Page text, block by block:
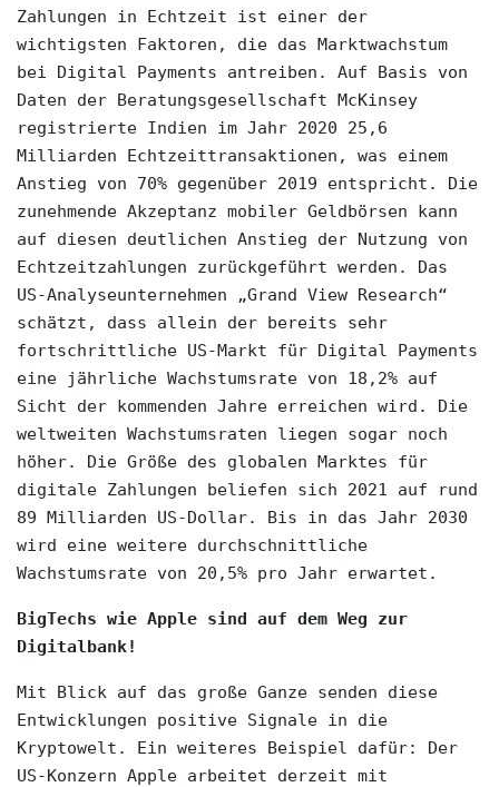
Zahlungen in Echtzeit ist einer der
wichtigsten Faktoren, die das Marktwachstum
bei Digital Payments antreiben. Auf Basis von
Daten der Beratungsgesellschaft McKinsey
registrierte Indien im Jahr 2020 25,6
Milliarden Echtzeittransaktionen, was einem
Anstieg von 70% gegenüber 2019 entspricht. Die
zunehmende Akzeptanz mobiler Geldbörsen kann
auf diesen deutlichen Anstieg der Nutzung von
Echtzeitzahlungen zurückgeführt werden. Das
US-Analyseunternehmen „Grand View Research“
schätzt, dass allein der bereits sehr
fortschrittliche US-Markt für Digital Payments
eine jährliche Wachstumsrate von 18,2% auf
Sicht der kommenden Jahre erreichen wird. Die
weltweiten Wachstumsraten liegen sogar noch
höher. Die Größe des globalen Marktes für
digitale Zahlungen beliefen sich 2021 auf rund
89 Milliarden US-Dollar. Bis in das Jahr 2030
wird eine weitere durchschnittliche
Wachstumsrate von 20,5% pro Jahr erwartet.
BigTechs wie Apple sind auf dem Weg zur
Digitalbank!
Mit Blick auf das große Ganze senden diese
Entwicklungen positive Signale in die
Kryptowelt. Ein weiteres Beispiel dafür: Der
US-Konzern Apple arbeitet derzeit mit